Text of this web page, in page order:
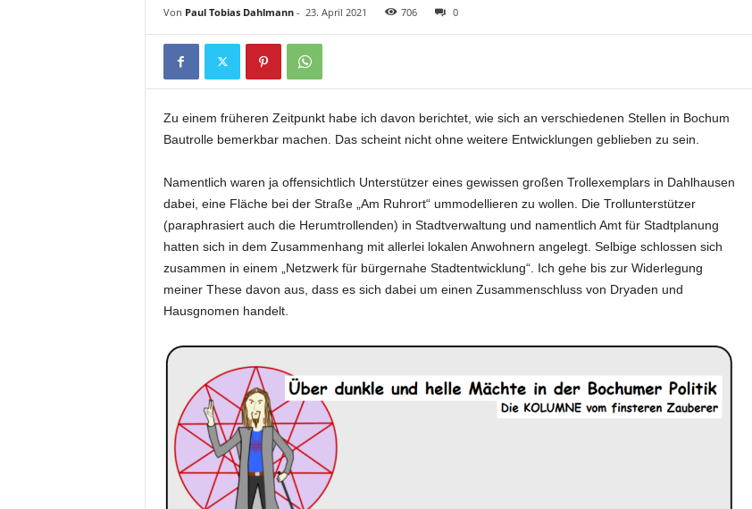
Von Paul Tobias Dahlmann- 23. April 2021 706 0
Zu einem früheren Zeitpunkt habe ich davon berichtet, wie sich an verschiedenen Stellen in Bochum
Bautrolle bemerkbar machen. Das scheint nicht ohne weitere Entwicklungen geblieben zu sein.
Namentlich waren ja offensichtlich Unterstützer eines gewissen großen Trollexemplars in Dahlhausen
dabei, eine Fläche bei der Straße „Am Ruhrort“ ummodellieren zu wollen. Die Trollunterstützer
(paraphrasiert auch die Herumtrollenden) in Stadtverwaltung und namentlich Amt für Stadtplanung
hatten sich in dem Zusammenhang mit allerlei lokalen Anwohnern angelegt. Selbige schlossen sich
zusammen in einem „Netzwerk für bürgernahe Stadtentwicklung“. Ich gehe bis zur Widerlegung
meiner These davon aus, dass es sich dabei um einen Zusammenschluss von Dryaden und
Hausgnomen handelt.